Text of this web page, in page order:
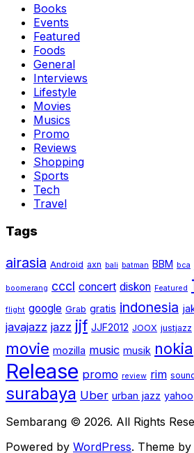
Books
Events
Featured
Foods
General
Interviews
Lifestyle
Movies
Musics
Promo
Reviews
Shopping
Sports
Tech
Travel
Tags
airasia Android axn bali batman BBM bca
boomerang cccl concert diskon Featured
flight google Grab gratis indonesia
javajazz jazz jjf JJF2012 JOOX justjazz
movie mozilla music musik nokia
Release promo review rim
surabaya Uber urban jazz yahoo
Sembarang © 2026. All Rights
Powered by WordPress. Theme by